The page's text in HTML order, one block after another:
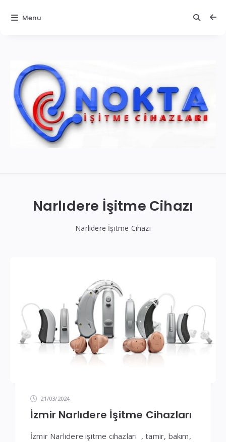
Narlıdere İşitme Cihazı
Narlıdere İşitme Cihazı
21/03/2024
İzmir Narlıdere İşitme Cihazları
İzmir Narlıdere işitme cihazları , tamir, bakım,
Menu